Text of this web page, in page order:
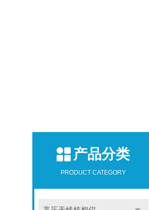
产品分类
PRODUCT CATEGORY